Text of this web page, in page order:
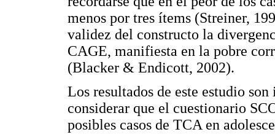
menos por tres ítems (Streiner,
validez del constructo la
CAGE, manifiesta en la pobre
(Blacker & Endicott, 2002).
Los resultados de este estudio
considerar que el cuestionario
posibles casos de TCA en